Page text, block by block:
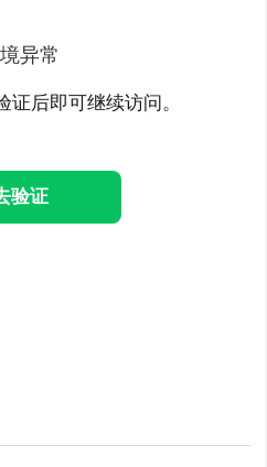
异常
后即可继续访问。
验证